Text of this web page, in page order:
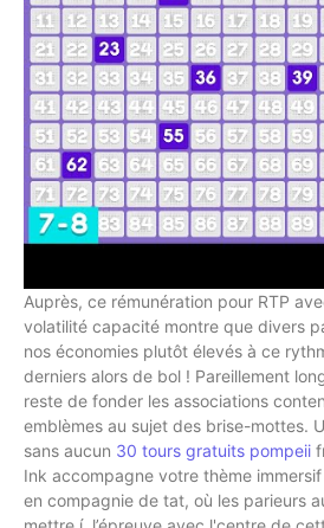
Auprès, ce rémunération pour RTP
volatilité capacité montre que divers
nos économies plutôt élevés à ce
derniers alors de bol ! Pareillement
reste de fonder les associations
emblèmes au sujet des brise-mottes.
sans aucun 30 tours gratuits pompeii
Ink accompagne votre thème
en compagnie de tat, où les parieurs